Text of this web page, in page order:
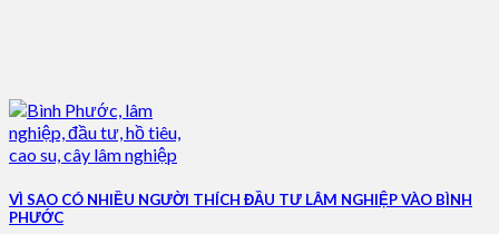
VÌ SAO CÓ NHIỀU NGƯỜI THÍCH ĐẦU TƯ LÂM NGHIỆP VÀO BÌNH
PHƯỚC